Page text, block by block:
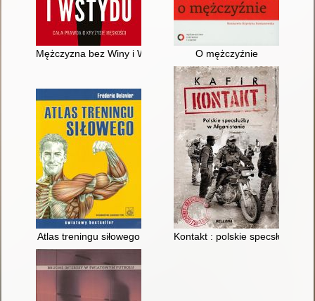
Mężczyzna bez Winy i Wstydu : cała prawda o kryzysie
O mężczyźnie
Atlas treningu siłowego Kontakt : polskie specsłużby w